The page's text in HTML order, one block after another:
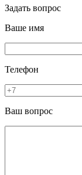
Задать вопрос
Ваше имя
Телефон
Ваш вопрос